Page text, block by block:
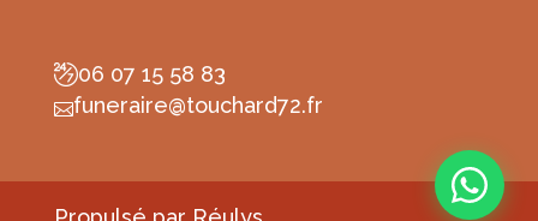
06 07 15 58 83
funeraire@touchard72.fr